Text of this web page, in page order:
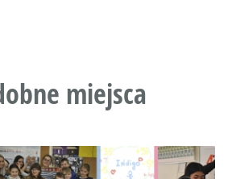
miejsca